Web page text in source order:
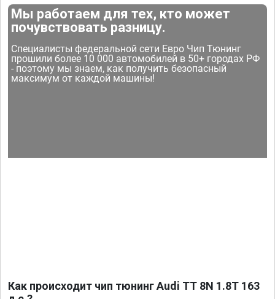
Мы работаем для тех, кто может
почувствовать разницу.
Специалисты федеральной сети Евро Чип Тюнинг
прошили более 10 000 автомобилей в 50+ городах РФ
- поэтому мы знаем, как получить безопасный
максимум от каждой машины!
Как происходит чип тюнинг Audi TT 8N 1.8T 163